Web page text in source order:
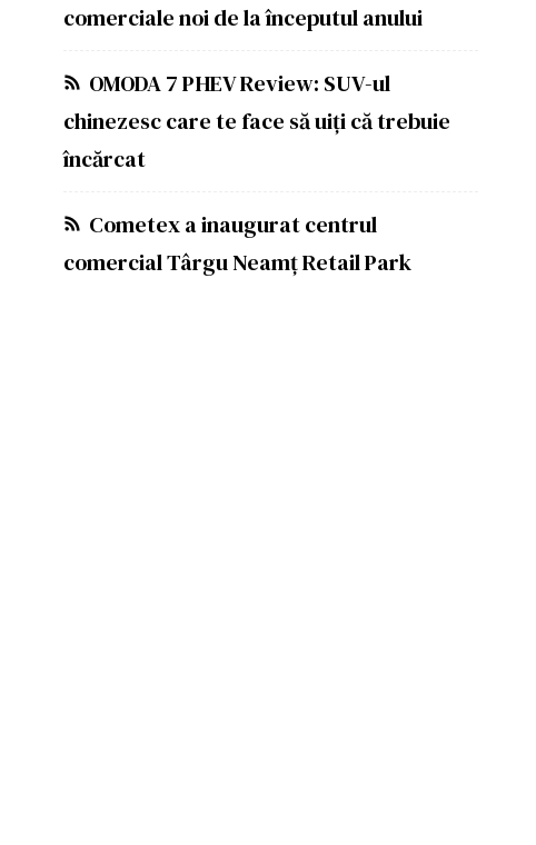
comerciale noi de la începutul anului
OMODA 7 PHEV Review: SUV-ul
chinezesc care te face să uiți că trebuie
încărcat
Cometex a inaugurat centrul
comercial Târgu Neamț Retail Park